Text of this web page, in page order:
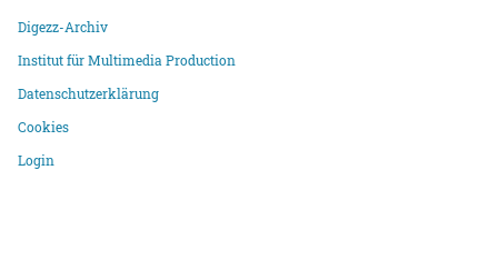
Digezz-Archiv
Institut für Multimedia Production
Datenschutzerklärung
Cookies
Login